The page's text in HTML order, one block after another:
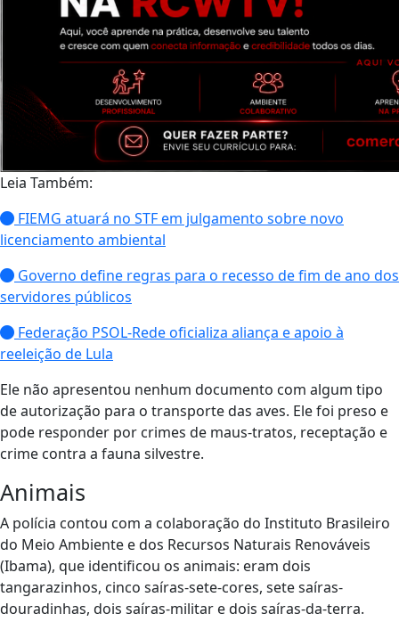
Leia Também:
FIEMG atuará no STF em julgamento sobre novo
licenciamento ambiental
Governo define regras para o recesso de fim de ano dos
servidores públicos
Federação PSOL-Rede oficializa aliança e apoio à
reeleição de Lula
Ele não apresentou nenhum documento com algum tipo
de autorização para o transporte das aves. Ele foi preso e
pode responder por crimes de maus-tratos, receptação e
crime contra a fauna silvestre.
Animais
A polícia contou com a colaboração do Instituto Brasileiro
do Meio Ambiente e dos Recursos Naturais Renováveis
(Ibama), que identificou os animais: eram dois
tangarazinhos, cinco saíras-sete-cores, sete saíras-
douradinhas, dois saíras-militar e dois saíras-da-terra.